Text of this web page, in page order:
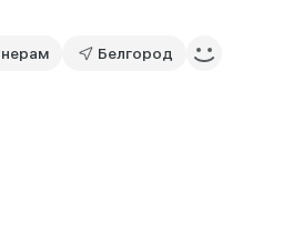
Белгород